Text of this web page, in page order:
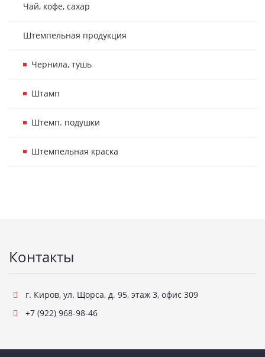
Чай, кофе, сахар
Штемпельная продукция
Чернила, тушь
Штамп
Штемп. подушки
Штемпельная краска
Контакты
г. Киров, ул. Щорса, д. 95, этаж 3, офис 309
+7 (922) 968-98-46